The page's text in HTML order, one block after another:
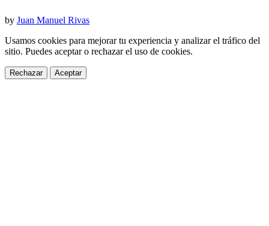
by Juan Manuel Rivas
Usamos cookies para mejorar tu experiencia y analizar el tráfico del
sitio. Puedes aceptar o rechazar el uso de cookies.
Rechazar Aceptar